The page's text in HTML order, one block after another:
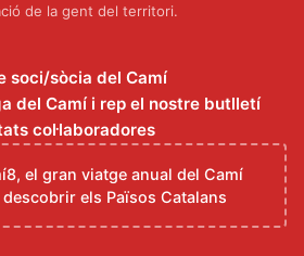
de la gent del territori.
soci/sòcia del Camí
del Camí i rep el nostre butlletí
col·laboradores
el gran viatge anual del Camí
els Països Catalans